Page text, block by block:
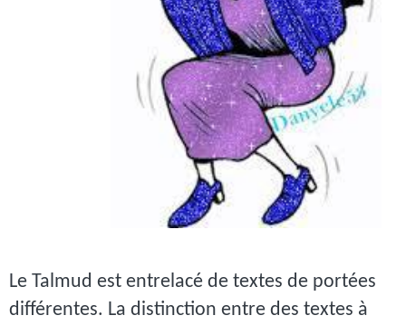
Le Talmud est entrelacé de textes de portées
différentes. La distinction entre des textes à